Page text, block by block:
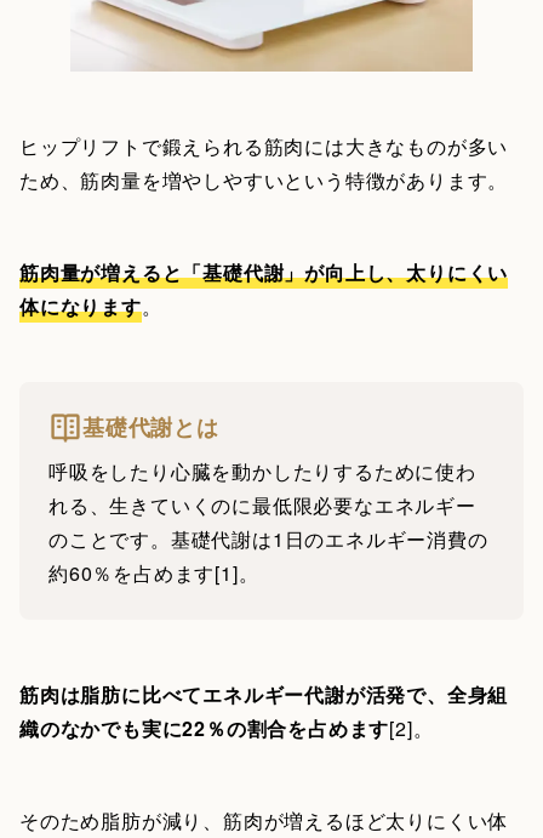
ヒップリフトで鍛えられる筋肉には大きなものが多い
ため、筋肉量を増やしやすいという特徴があります。
筋肉量が増えると「基礎代謝」が向上し、太りにくい
体になります。
基礎代謝とは
呼吸をしたり心臓を動かしたりするために使わ
れる、生きていくのに最低限必要なエネルギー
のことです。基礎代謝は1日のエネルギー消費の
約60％を占めます[1]。
筋肉は脂肪に比べてエネルギー代謝が活発で、全身組
織のなかでも実に22％の割合を占めます[2]。
そのため脂肪が減り、筋肉が増えるほど太りにくい体